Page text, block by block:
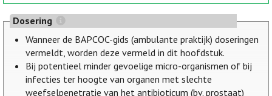
Dosering
Wanneer de BAPCOC-gids (ambulante praktijk) doseringen
vermeldt, worden deze vermeld in dit hoofdstuk.
Bij potentieel minder gevoelige micro-organismen of bij
infecties ter hoogte van organen met slechte
weefselpenetratie van het antibioticum (bv. prostaat)